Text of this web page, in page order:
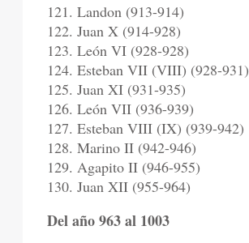
121. Landon (913-914)
122. Juan X (914-928)
123. León VI (928-928)
124. Esteban VII (VIII) (928-931)
125. Juan XI (931-935)
126. León VII (936-939)
127. Esteban VIII (IX) (939-942)
128. Marino II (942-946)
129. Agapito II (946-955)
130. Juan XII (955-964)
Del año 963 al 1003